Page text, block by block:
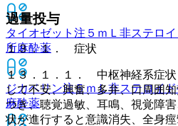
タイオゼット注５ｍＬ 非ステロ
所麻酔薬
ジカベリン注５ｍＬ非ステロイ
麻酔薬
過量投与
１３．１． 症状
１３．１．１． 中枢神経系症状
して不安、興奮、多弁、口周囲
つき、聴覚過敏、耳鳴、視覚障
状が進行すると意識消失、全身